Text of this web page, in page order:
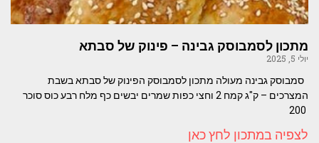
מתכון לסמבוסק גבינה – פינוק של סבתא
יולי 5, 2025
סמבוסק גבינה מעולה מתכון לסמבוסק הפינוק של סבתא בשבת
המצרכים – ק"ג קמח 2 וחצי כפות שמרים יבשים כף מלח רבע כוס סוכר
לצפיה במתכון לחץ כאן